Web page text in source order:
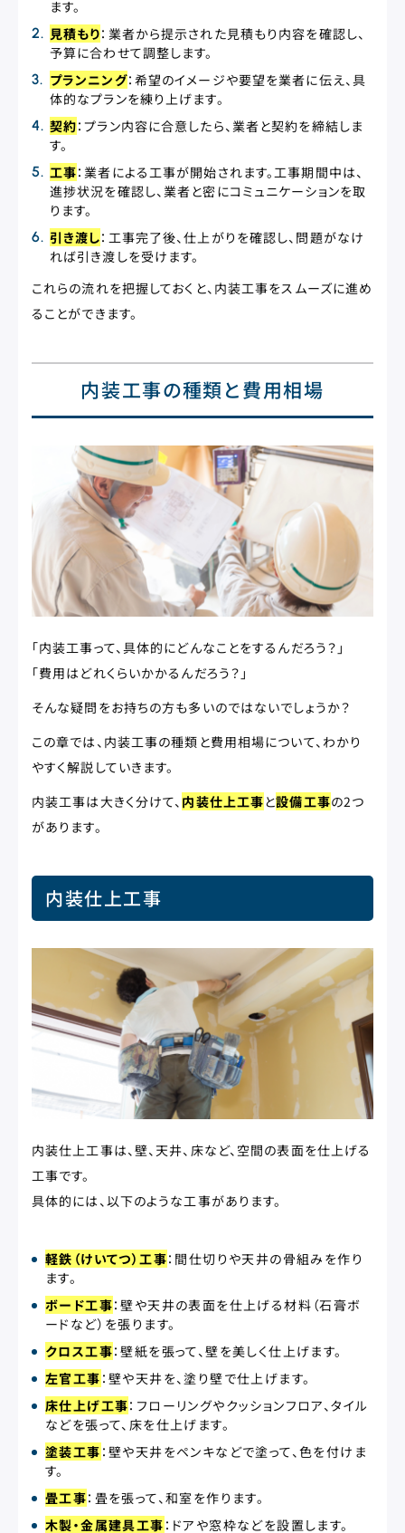
ます。
見積もり：業者から提示された見積もり内容を確認し、
予算に合わせて調整します。
プランニング：希望のイメージや要望を業者に伝え、具
体的なプランを練り上げます。
契約：プラン内容に合意したら、業者と契約を締結しま
す。
工事：業者による工事が開始されます。工事期間中は、
進捗状況を確認し、業者と密にコミュニケーションを取
ります。
引き渡し：工事完了後、仕上がりを確認し、問題がなけ
れば引き渡しを受けます。
これらの流れを把握しておくと、内装工事をスムーズに進め
ることができます。
内装工事の種類と費用相場
「内装工事って、具体的にどんなことをするんだろう？」
「費用はどれくらいかかるんだろう？」
そんな疑問をお持ちの方も多いのではないでしょうか？
この章では、内装工事の種類と費用相場について、わかり
やすく解説していきます。
内装工事は大きく分けて、 内装仕上工事と設備工事の2つ
があります。
内装仕上工事
内装仕上工事は、壁、天井、床など、空間の表面を仕上げる
工事です。
具体的には、以下のような工事があります。
軽鉄（けいてつ）工事：間仕切りや天井の骨組みを作り
ます。
ボード工事：壁や天井の表面を仕上げる材料（石膏ボ
ードなど）を張ります。
クロス工事：壁紙を張って、壁を美しく仕上げます。
左官工事 ：壁や天井を、塗り壁で仕上げます。
床仕上げ工事：フローリングやクッションフロア、タイル
などを張って、床を仕上げます。
塗装工事 ：壁や天井をペンキなどで塗って、色を付けま
す。
畳工事：畳を張って、和室を作ります。
木製・金属建具工事 ：ドアや窓枠などを設置します。